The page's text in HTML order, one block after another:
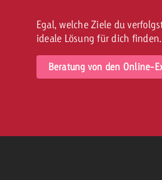
Egal, welche Ziele du
ideale Lösung für dich finden.
Beratung von den Online-